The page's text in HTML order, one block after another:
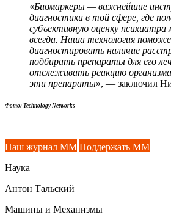
«Биомаркеры — важнейшие
диагностики в той сфере, где
субъективную оценку психиатра
всегда. Наша технология
диагностировать наличие
подбирать препараты для его
отслеживать реакцию
эти препараты», — заключил
Фото: Technology Networks
Наш журнал ММ Поддержать ММ
Наука
Антон Тальский
Машины и Механизмы